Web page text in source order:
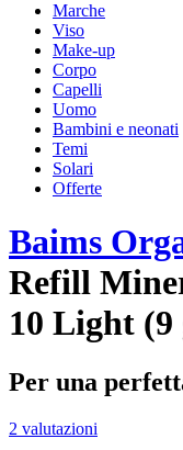
Marche
Viso
Make-up
Corpo
Capelli
Uomo
Bambini e neonati
Temi
Solari
Offerte
Baims
Refill
10 Light (9
Per una
2 valutazioni